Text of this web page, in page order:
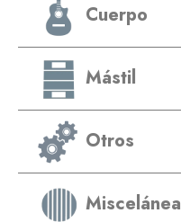
Cuerpo
Mástil
Otros
Miscelánea